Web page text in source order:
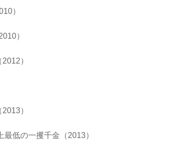
）
）
）
）
最低の一攫千金（2013）